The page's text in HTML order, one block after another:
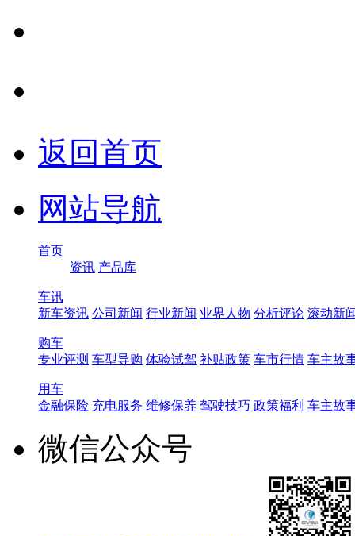
返回首页
网站导航
首页
资讯 产品库
车讯
新车资讯 公司新闻 行业新闻 业界人物 分析评论 滚动新
购车
专业评测 车型导购 体验试驾 补贴政策 车市行情 车主故
用车
金融保险 充电服务 维修保养 驾驶技巧 政策福利 车主故
微信公众号